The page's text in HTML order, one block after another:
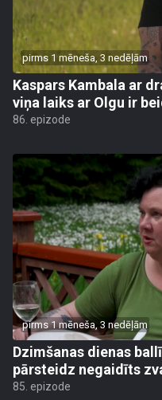
pirms 1 mēneša, 3 nedēļām
Kaspars Kambala ar
viņa laiks ar Olgu ir
86. epizode
pirms 1 mēneša, 3 nedēļām
Dzimšanas dienas
pārsteidz negaidīts
85. epizode